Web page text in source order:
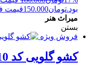
بود.تومان150.000قیمت
میراث هنر
بستن
فروش ویژه
کشو گلویی کد 10